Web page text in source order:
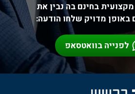
בחינם בה נבין את
מדויק שלחו הודעה:
לפנייה בוואטסאפ